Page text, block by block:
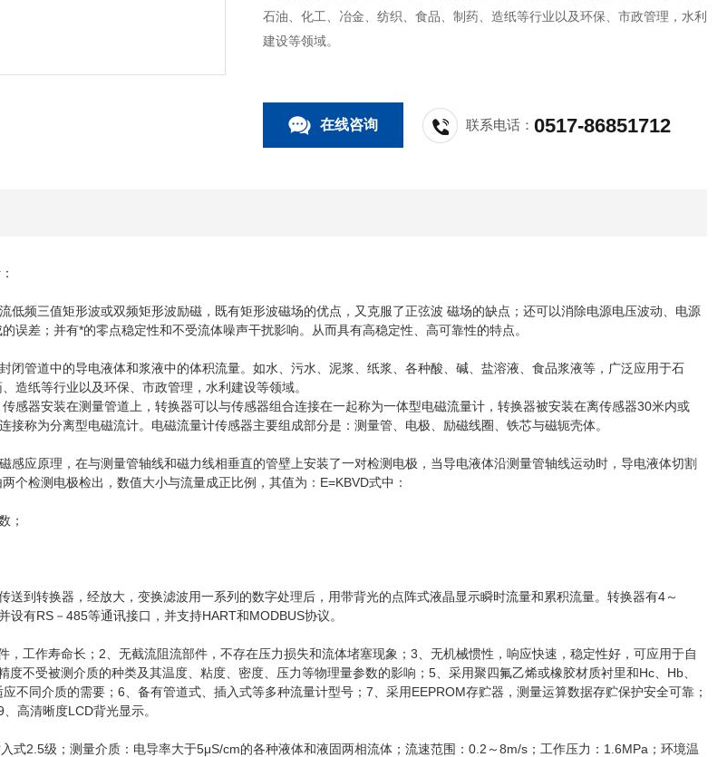
石油、化工、冶金、纺织、食品、制药、造纸等行业以及环保、市政管理，水利
建设等领域。
在线咨询 联系电话：0517-86851712
低频三值矩形波或双频矩形波励磁，既有矩形波磁场的优点，又克服了正弦波 磁场的缺点；还可以消除电源电压波动、电源
误差；并有*的零点稳定性和不受流体噪声干扰影响。从而具有高稳定性、高可靠性的特点。
闭管道中的导电液体和浆液中的体积流量。如水、污水、泥浆、纸浆、各种酸、碱、盐溶液、食品浆液等，广泛应用于石
造纸等行业以及环保、市政管理，水利建设等领域。
感器安装在测量管道上，转换器可以与传感器组合连接在一起称为一体型电磁流量计，转换器被安装在离传感器30米内或
接称为分离型电磁流计。电磁流量计传感器主要组成部分是：测量管、电极、励磁线圈、铁芯与磁轭壳体。
感应原理，在与测量管轴线和磁力线相垂直的管壁上安装了一对检测电极，当导电液体沿测量管轴线运动时，导电液体切割
个检测电极检出，数值大小与流量成正比例，其值为：E=KBVD式中：
；
送到转换器，经放大，变换滤波用一系列的数字处理后，用带背光的点阵式液晶显示瞬时流量和累积流量。转换器有4～
设有RS－485等通讯接口，并支持HART和MODBUS协议。
，工作寿命长；2、无截流阻流部件，不存在压力损失和流体堵塞现象；3、无机械惯性，响应快速，稳定性好，可应用于自
度不受被测介质的种类及其温度、粘度、密度、压力等物理量参数的影响；5、采用聚四氟乙烯或橡胶材质衬里和Hc、Hb、
不同介质的需要；6、备有管道式、插入式等多种流量计型号；7、采用EEPROM存贮器，测量运算数据存贮保护安全可靠；
高清晰度LCD背光显示。
式2.5级；测量介质：电导率大于5μS/cm的各种液体和液固两相流体；流速范围：0.2～8m/s；工作压力：1.6MPa；环境温